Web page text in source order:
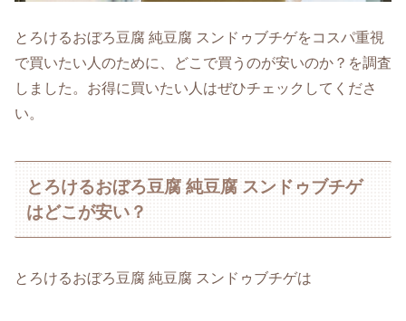
とろけるおぼろ豆腐 純豆腐 スンドゥブチゲをコスパ重視
で買いたい人のために、どこで買うのが安いのか？を調査
しました。お得に買いたい人はぜひチェックしてくださ
い。
とろけるおぼろ豆腐 純豆腐 スンドゥブチゲ
はどこが安い？
とろけるおぼろ豆腐 純豆腐 スンドゥブチゲは